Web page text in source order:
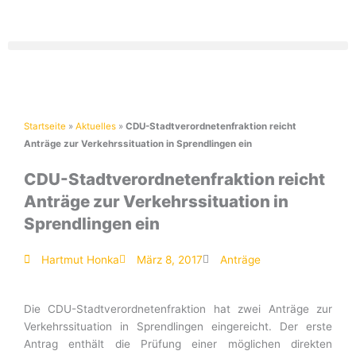
Startseite » Aktuelles » CDU-Stadtverordnetenfraktion reicht
Anträge zur Verkehrssituation in Sprendlingen ein
CDU-Stadtverordnetenfraktion reicht
Anträge zur Verkehrssituation in
Sprendlingen ein
Hartmut Honka März 8, 2017 Anträge
Die CDU-Stadtverordnetenfraktion hat zwei Anträge zur
Verkehrssituation in Sprendlingen eingereicht. Der erste
Antrag enthält die Prüfung einer möglichen direkten